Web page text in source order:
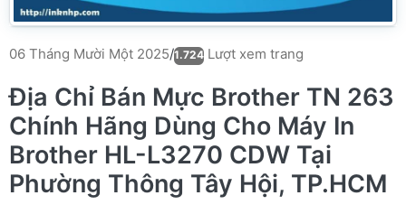
06 Tháng Mười Một 2025/1.724 Lượt xem trang
Địa Chỉ Bán Mực Brother TN 263
Chính Hãng Dùng Cho Máy In
Brother HL-L3270 CDW Tại
Phường Thông Tây Hội, TP.HCM